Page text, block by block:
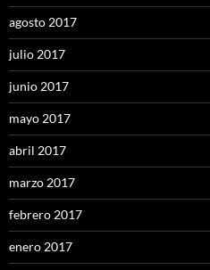
agosto 2017
julio 2017
junio 2017
mayo 2017
abril 2017
marzo 2017
febrero 2017
enero 2017